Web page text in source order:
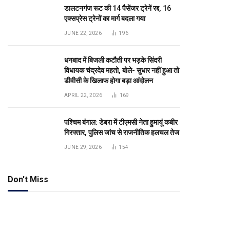
डालटनगंज रूट की 14 पैसेंजर ट्रेनें रद्द, 16
एक्सप्रेस ट्रेनों का मार्ग बदला गया
JUNE 22, 2026 196
धनबाद में बिजली कटौती पर भड़के सिंदरी
विधायक चंद्रदेव महतो, बोले- सुधार नहीं हुआ तो
डीवीसी के खिलाफ होगा बड़ा आंदोलन
APRIL 22, 2026 169
पश्चिम बंगाल: डेबरा में टीएमसी नेता हुमायूं कबीर
गिरफ्तार, पुलिस जांच से राजनीतिक हलचल तेज
JUNE 29, 2026 154
Don't Miss